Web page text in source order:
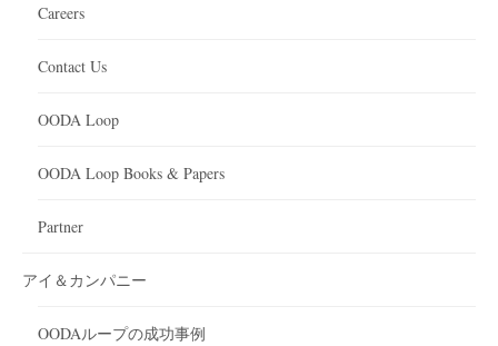
Careers
Contact Us
OODA Loop
OODA Loop Books & Papers
Partner
アイ＆カンパニー
OODAループの成功事例